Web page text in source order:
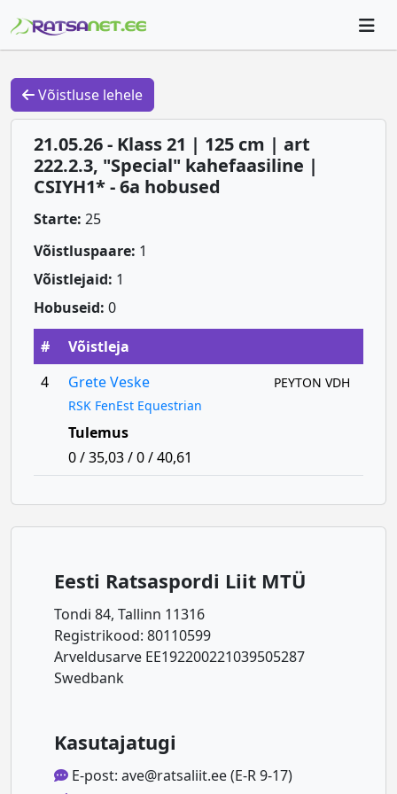
Võistluse lehele
21.05.26 - Klass 21 | 125 cm | art
222.2.3, "Special" kahefaasiline |
CSIYH1* - 6a hobused
Starte: 25
Võistluspaare: 1
Võistlejaid: 1
Hobuseid: 0
#
Võistleja
4
Grete Veske
RSK FenEst Equestrian
PEYTON VDH
Tulemus
0 / 35,03 / 0 / 40,61
Eesti Ratsaspordi Liit MTÜ
Tondi 84, Tallinn 11316
Registrikood: 80110599
Arveldusarve EE192200221039505287
Swedbank
Kasutajatugi
E-post: ave@ratsaliit.ee (E-R 9-17)